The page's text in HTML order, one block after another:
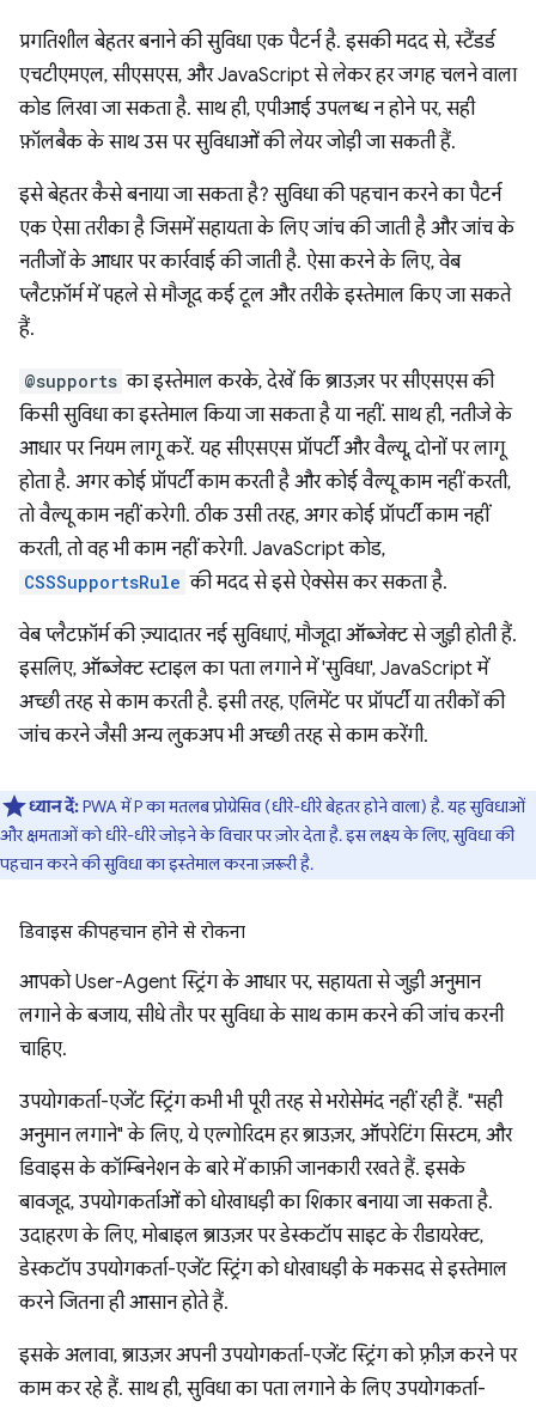
प्रगतिशील बेहतर बनाने की सुविधा एक पैटर्न है. इसकी मदद से, स्टैंडर्ड
एचटीएमएल, सीएसएस, और JavaScript से लेकर हर जगह चलने वाला
कोड लिखा जा सकता है. साथ ही, एपीआई उपलब्ध न होने पर, सही
फ़ॉलबैक के साथ उस पर सुविधाओं की लेयर जोड़ी जा सकती हैं.
इसे बेहतर कैसे बनाया जा सकता है? सुविधा की पहचान करने का पैटर्न
एक ऐसा तरीका है जिसमें सहायता के लिए जांच की जाती है और जांच के
नतीजों के आधार पर कार्रवाई की जाती है. ऐसा करने के लिए, वेब
प्लैटफ़ॉर्म में पहले से मौजूद कई टूल और तरीके इस्तेमाल किए जा सकते
हैं.
@supports का इस्तेमाल करके, देखें कि ब्राउज़र पर सीएसएस की
किसी सुविधा का इस्तेमाल किया जा सकता है या नहीं. साथ ही, नतीजे के
आधार पर नियम लागू करें. यह सीएसएस प्रॉपर्टी और वैल्यू, दोनों पर लागू
होता है. अगर कोई प्रॉपर्टी काम करती है और कोई वैल्यू काम नहीं करती,
तो वैल्यू काम नहीं करेगी. ठीक उसी तरह, अगर कोई प्रॉपर्टी काम नहीं
करती, तो वह भी काम नहीं करेगी. JavaScript कोड,
CSSSupportsRule की मदद से इसे ऐक्सेस कर सकता है.
वेब प्लैटफ़ॉर्म की ज़्यादातर नई सुविधाएं, मौजूदा ऑब्जेक्ट से जुड़ी होती हैं.
इसलिए, ऑब्जेक्ट स्टाइल का पता लगाने में 'सुविधा', JavaScript में
अच्छी तरह से काम करती है. इसी तरह, एलिमेंट पर प्रॉपर्टी या तरीकों की
जांच करने जैसी अन्य लुकअप भी अच्छी तरह से काम करेंगी.
ध्यान दें:PWA में P का मतलब प्रोग्रेसिव (धीरे-धीरे बेहतर होने वाला) है. यह सुविधाओं
और क्षमताओं को धीरे-धीरे जोड़ने के विचार पर ज़ोर देता है. इस लक्ष्य के लिए, सुविधा की
पहचान करने की सुविधा का इस्तेमाल करना ज़रूरी है.
डिवाइस की पहचान होने से रोकना
आपको User-Agent स्ट्रिंग के आधार पर, सहायता से जुड़ी अनुमान
लगाने के बजाय, सीधे तौर पर सुविधा के साथ काम करने की जांच करनी
चाहिए.
उपयोगकर्ता-एजेंट स्ट्रिंग कभी भी पूरी तरह से भरोसेमंद नहीं रही हैं. "सही
अनुमान लगाने" के लिए, ये एल्गोरिदम हर ब्राउज़र, ऑपरेटिंग सिस्टम, और
डिवाइस के कॉम्बिनेशन के बारे में काफ़ी जानकारी रखते हैं. इसके
बावजूद, उपयोगकर्ताओं को धोखाधड़ी का शिकार बनाया जा सकता है.
उदाहरण के लिए, मोबाइल ब्राउज़र पर डेस्कटॉप साइट के रीडायरेक्ट,
डेस्कटॉप उपयोगकर्ता-एजेंट स्ट्रिंग को धोखाधड़ी के मकसद से इस्तेमाल
करने जितना ही आसान होते हैं.
इसके अलावा, ब्राउज़र अपनी उपयोगकर्ता-एजेंट स्ट्रिंग को फ़्रीज़ करने पर
काम कर रहे हैं. साथ ही, सुविधा का पता लगाने के लिए उपयोगकर्ता-